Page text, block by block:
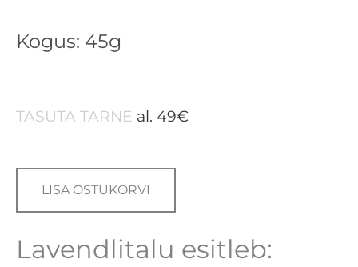
Kogus: 45g
TASUTA TARNE al. 49€
LISA OSTUKORVI
Lavendlitalu esitleb: